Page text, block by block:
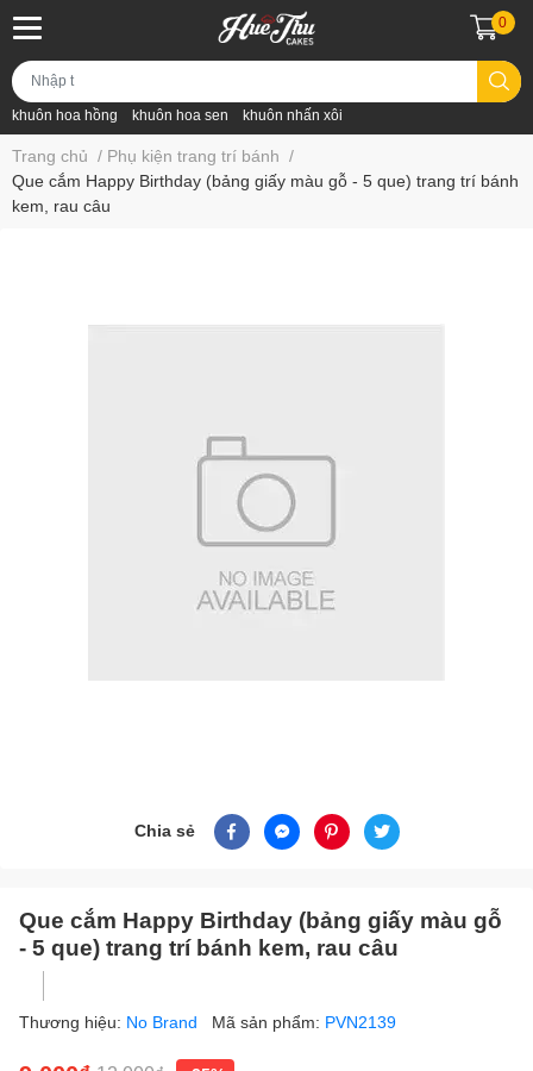
khuôn hoa hồng khuôn hoa sen khuôn nhấn xôi
0
Trang chủ / Phụ kiện trang trí bánh /
Que cắm Happy Birthday (bảng giấy màu gỗ - 5 que) trang trí bánh
kem, rau câu
Chia sẻ
Que cắm Happy Birthday (bảng giấy màu gỗ
- 5 que) trang trí bánh kem, rau câu
Thương hiệu: No Brand Mã sản phẩm: PVN2139